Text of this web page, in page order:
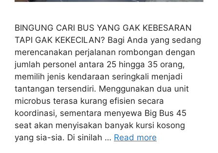
BINGUNG CARI BUS YANG GAK KEBESARAN
TAPI GAK KEKECILAN? Bagi Anda yang sedang
merencanakan perjalanan rombongan dengan
jumlah personel antara 25 hingga 35 orang,
memilih jenis kendaraan seringkali menjadi
tantangan tersendiri. Menggunakan dua unit
microbus terasa kurang efisien secara
koordinasi, sementara menyewa Big Bus 45
seat akan menyisakan banyak kursi kosong
yang sia-sia. Di sinilah … Read more